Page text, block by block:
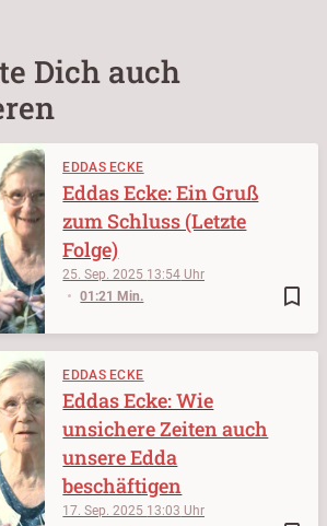
Dich auch
EDDAS ECKE
bookmark_border
25. Sep. 2025 13:54
01:21 Min.
Eddas Ecke: Ein Gruß
zum Schluss (Letzte
Folge)
EDDAS ECKE
17. Sep. 2025 13:03
Eddas Ecke: Wie
unsichere Zeiten auch
unsere Edda
beschäftigen